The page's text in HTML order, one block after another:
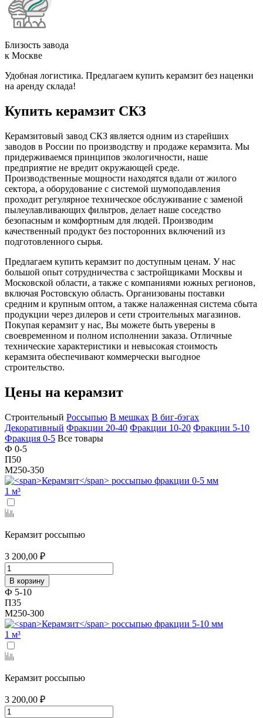
Близость завода
к Москве
Удобная логистика. Предлагаем купить керамзит без наценки
на аренду склада!
Купить керамзит СКЗ
Керамзитовый завод СКЗ является одним из старейших
заводов в России по производству и продаже керамзита. Мы
придерживаемся принципов экологичности, наше
предприятие не вредит окружающей среде.
Производственные мощности находятся вдали от жилого
сектора, а оборудование с системой шумоподавления
проходит регулярное техническое обслуживание с заменой
пылеулавливающих фильтров, делает наше соседство
безопасным и комфортным для людей. Производим
качественный продукт без посторонних включений из
подготовленного сырья.
Предлагаем купить керамзит по доступным ценам. У нас
большой опыт сотрудничества с застройщиками Москвы и
Московской области, а также с компаниями южных регионов,
включая Ростовскую область. Организованы поставки
средним и крупным оптом, а также налаженная система сбыта
продукции через дилеров и сети строительных магазинов.
Покупая керамзит у нас, Вы можете быть уверены в
своевременном и полном исполнении заказа. Отличные
технические характеристики и невысокая стоимость
керамзита обеспечивают коммерчески выгодное
строительство.
Цены на керамзит
Строительный Россыпью В мешках В биг-бэгах
Декоративный Фракции 20-40 Фракции 10-20 Фракции 5-10
Фракция 0-5 Все товары
Ф 0-5
П50
М250-350
1 м³
Керамзит россыпью
3 200,00 ₽
В корзину
Ф 5-10
П35
М250-300
1 м³
Керамзит россыпью
3 200,00 ₽